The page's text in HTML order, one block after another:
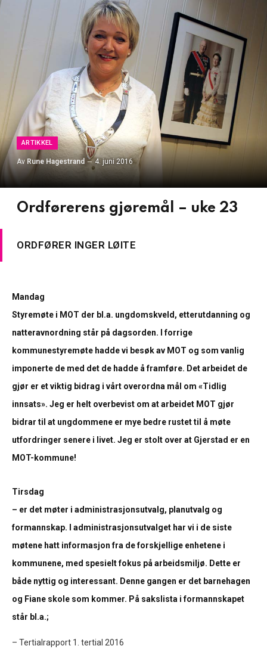
ARTIKKEL
Av Rune Hagestrand 4. juni 2016
Ordførerens gjøremål – uke 23
ORDFØRER INGER LØITE
Mandag
Styremøte i MOT der bl.a. ungdomskveld, etterutdanning og
natteravnordning står på dagsorden. I forrige
kommunestyremøte hadde vi besøk av MOT og som vanlig
imponerte de med det de hadde å framføre. Det arbeidet de
gjør er et viktig bidrag i vårt overordna mål om «Tidlig
innsats». Jeg er helt overbevist om at arbeidet MOT gjør
bidrar til at ungdommene er mye bedre rustet til å møte
utfordringer senere i livet. Jeg er stolt over at Gjerstad er en
MOT-kommune!
Tirsdag
– er det møter i administrasjonsutvalg, planutvalg og
formannskap. I administrasjonsutvalget har vi i de siste
møtene hatt informasjon fra de forskjellige enhetene i
kommunene, med spesielt fokus på arbeidsmiljø. Dette er
både nyttig og interessant. Denne gangen er det barnehagen
og Fiane skole som kommer. På sakslista i formannskapet
står bl.a.;
– Tertialrapport 1. tertial 2016